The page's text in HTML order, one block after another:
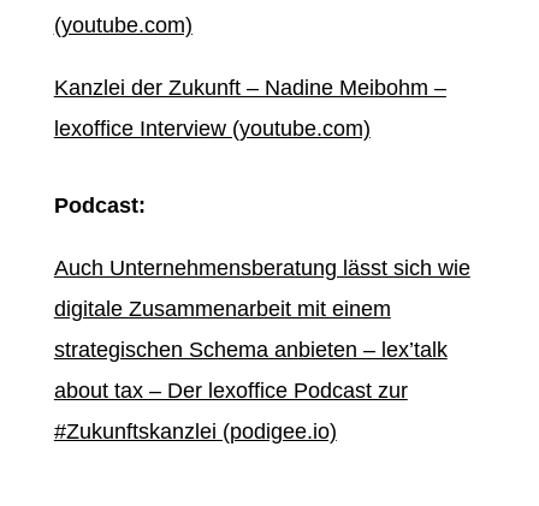
(youtube.com)
Kanzlei der Zukunft – Nadine Meibohm –
lexoffice Interview (youtube.com)
Podcast:
Auch Unternehmensberatung lässt sich wie
digitale Zusammenarbeit mit einem
strategischen Schema anbieten – lex’talk
about tax – Der lexoffice Podcast zur
#Zukunftskanzlei (podigee.io)